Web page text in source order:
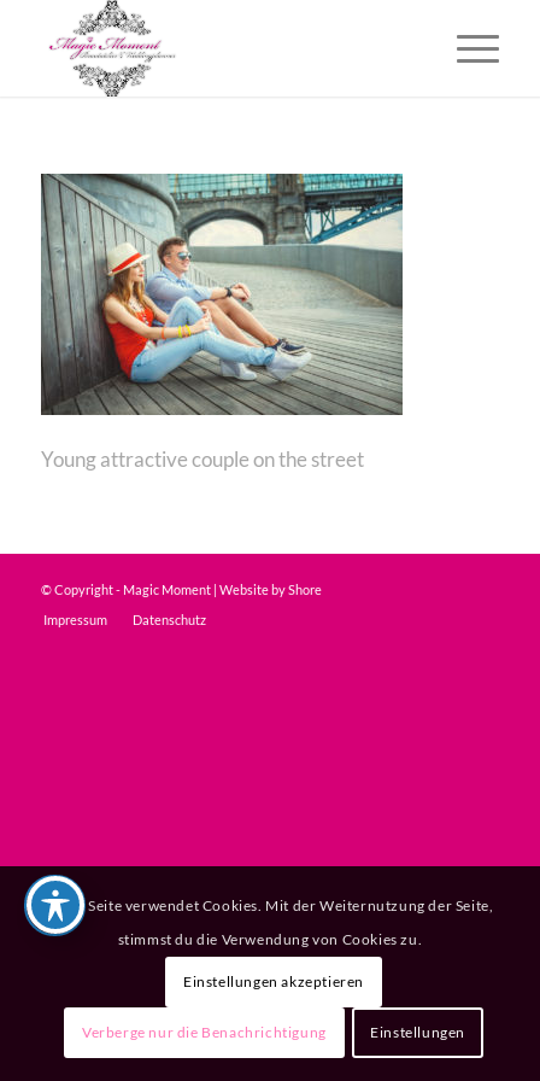
Young attractive couple on the street
© Copyright - Magic Moment | Website byShore
Impressum
Datenschutz
Diese Seite verwendet Cookies. Mit der Weiternutzung der Seite,
stimmst du die Verwendung von Cookies zu.
Einstellungen akzeptieren
Verberge nur die Benachrichtigung Einstellungen